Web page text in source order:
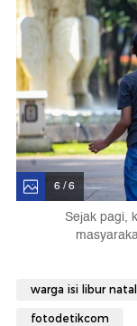
6 / 6
Sejak pagi,
warga isi libur natal
fotodetikcom